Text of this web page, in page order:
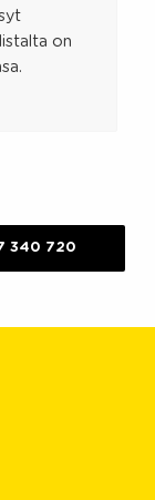
on
340 720